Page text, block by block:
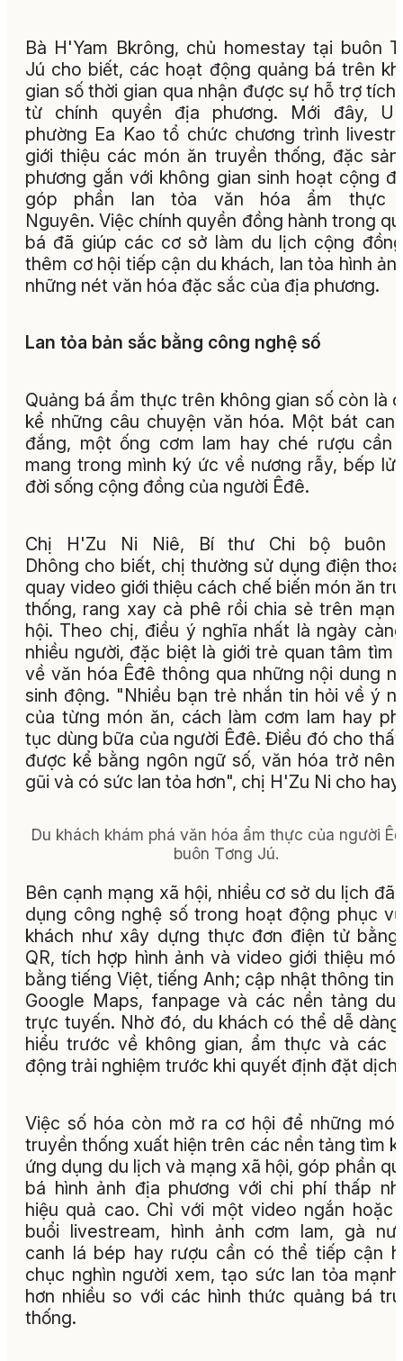
Bà H'Yam Bkrông, chủ homestay tại buôn
Jú cho biết, các hoạt động quảng bá trên
gian số thời gian qua nhận được sự hỗ trợ tích
từ chính quyền địa phương. Mới đây,
phường Ea Kao tổ chức chương trình
giới thiệu các món ăn truyền thống, đặc
phương gắn với không gian sinh hoạt cộng
góp phần lan tỏa văn hóa ẩm thực
Nguyên. Việc chính quyền đồng hành trong
bá đã giúp các cơ sở làm du lịch cộng
thêm cơ hội tiếp cận du khách, lan tỏa hình
những nét văn hóa đặc sắc của địa phương.
Lan tỏa bản sắc bằng công nghệ số
Quảng bá ẩm thực trên không gian số còn là
kể những câu chuyện văn hóa. Một bát
đắng, một ống cơm lam hay ché rượu cần
mang trong mình ký ức về nương rẫy, bếp
đời sống cộng đồng của người Êđê.
Chị H'Zu Ni Niê, Bí thư Chi bộ buôn
Dhông cho biết, chị thường sử dụng điện
quay video giới thiệu cách chế biến món ăn
thống, rang xay cà phê rồi chia sẻ trên
hội. Theo chị, điều ý nghĩa nhất là ngày
nhiều người, đặc biệt là giới trẻ quan tâm tìm
về văn hóa Êđê thông qua những nội dung
sinh động. "Nhiều bạn trẻ nhắn tin hỏi về ý
của từng món ăn, cách làm cơm lam hay
tục dùng bữa của người Êđê. Điều đó cho
được kể bằng ngôn ngữ số, văn hóa trở nên
gũi và có sức lan tỏa hơn", chị H'Zu Ni cho hay.
Du khách khám phá văn hóa ẩm thực của người
buôn Tơng Jú.
Bên cạnh mạng xã hội, nhiều cơ sở du lịch đã
dụng công nghệ số trong hoạt động phục
khách như xây dựng thực đơn điện tử
QR, tích hợp hình ảnh và video giới thiệu
bằng tiếng Việt, tiếng Anh; cập nhật thông tin
Google Maps, fanpage và các nền tảng du
trực tuyến. Nhờ đó, du khách có thể dễ
hiểu trước về không gian, ẩm thực và các
động trải nghiệm trước khi quyết định đặt dịch
Việc số hóa còn mở ra cơ hội để những
truyền thống xuất hiện trên các nền tảng tìm
ứng dụng du lịch và mạng xã hội, góp phần
bá hình ảnh địa phương với chi phí thấp
hiệu quả cao. Chỉ với một video ngắn hoặc
buổi livestream, hình ảnh cơm lam, gà
canh lá bép hay rượu cần có thể tiếp cận
chục nghìn người xem, tạo sức lan tỏa
hơn nhiều so với các hình thức quảng bá
thống.